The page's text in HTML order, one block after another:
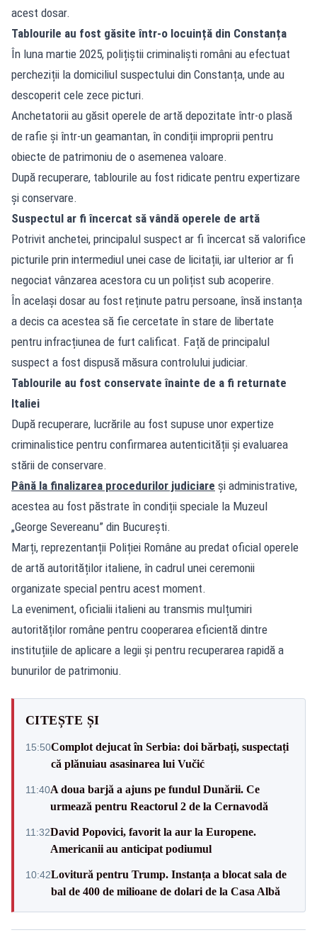
acest dosar.
Tablourile au fost găsite într-o locuință din Constanța
În luna martie 2025, polițiștii criminaliști români au efectuat
percheziții la domiciliul suspectului din Constanța, unde au
descoperit cele zece picturi.
Anchetatorii au găsit operele de artă depozitate într-o plasă
de rafie și într-un geamantan, în condiții improprii pentru
obiecte de patrimoniu de o asemenea valoare.
După recuperare, tablourile au fost ridicate pentru expertizare
și conservare.
Suspectul ar fi încercat să vândă operele de artă
Potrivit anchetei, principalul suspect ar fi încercat să valorifice
picturile prin intermediul unei case de licitații, iar ulterior ar fi
negociat vânzarea acestora cu un polițist sub acoperire.
În același dosar au fost reținute patru persoane, însă instanța
a decis ca acestea să fie cercetate în stare de libertate
pentru infracțiunea de furt calificat. Față de principalul
suspect a fost dispusă măsura controlului judiciar.
Tablourile au fost conservate înainte de a fi returnate
Italiei
După recuperare, lucrările au fost supuse unor expertize
criminalistice pentru confirmarea autenticității și evaluarea
stării de conservare.
Până la finalizarea procedurilor judiciare și administrative,
acestea au fost păstrate în condiții speciale la Muzeul
„George Severeanu” din București.
Marți, reprezentanții Poliției Române au predat oficial operele
de artă autorităților italiene, în cadrul unei ceremonii
organizate special pentru acest moment.
La eveniment, oficialii italieni au transmis mulțumiri
autorităților române pentru cooperarea eficientă dintre
instituțiile de aplicare a legii și pentru recuperarea rapidă a
bunurilor de patrimoniu.
CITEȘTE ȘI
15:50Complot dejucat în Serbia: doi bărbați, suspectați
că plănuiau asasinarea lui Vučić
11:40A doua barjă a ajuns pe fundul Dunării. Ce
urmează pentru Reactorul 2 de la Cernavodă
11:32David Popovici, favorit la aur la Europene.
Americanii au anticipat podiumul
10:42Lovitură pentru Trump. Instanța a blocat sala de
bal de 400 de milioane de dolari de la Casa Albă